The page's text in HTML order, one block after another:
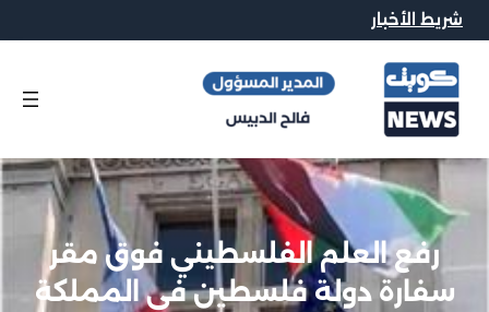
شريط الأخبار
رفع العلم الفلسطيني فوق مقر
سفارة دولة فلسطين في المملكة